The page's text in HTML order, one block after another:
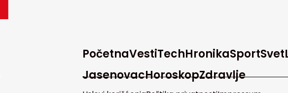
PočetnaVestiTechHronikaSportSvet
JasenovacHoroskopZdravlje